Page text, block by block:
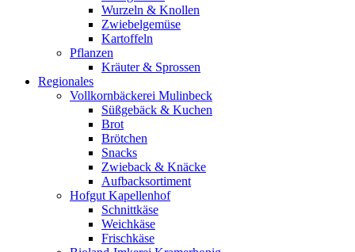
Wurzeln & Knollen
Zwiebelgemüse
Kartoffeln
Pflanzen
Kräuter & Sprossen
Regionales
Vollkornbäckerei Mulinbeck
Süßgebäck & Kuchen
Brot
Brötchen
Snacks
Zwieback & Knäcke
Aufbacksortiment
Hofgut Kapellenhof
Schnittkäse
Weichkäse
Frischkäse